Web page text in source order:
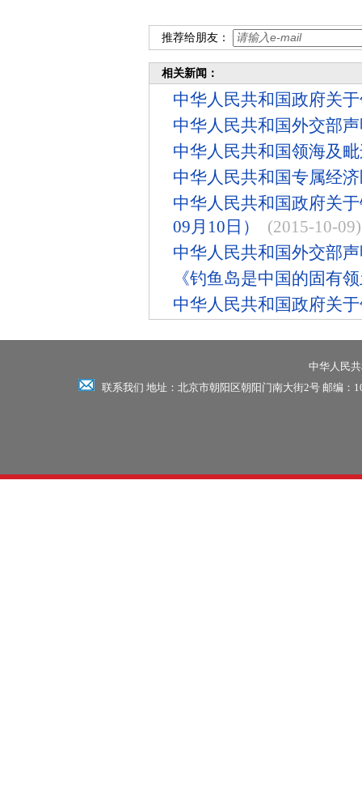
推荐给朋友：
相关新闻：
中华人民共和国政府关
中华人民共和国外交部
中华人民共和国领海及
中华人民共和国专属经
中华人民共和国政府关
09月10日）
(2015-10-09)
中华人民共和国外交部
《钓鱼岛是中国的固有
中华人民共和国政府关
中华人民
联系我们 地址：北京市朝阳区朝阳门南大街2号 邮编：